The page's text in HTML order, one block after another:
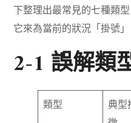
下整理出最常見的七種類
它來為當前的狀況「掛號」
2-1 誤解類
類型
典型